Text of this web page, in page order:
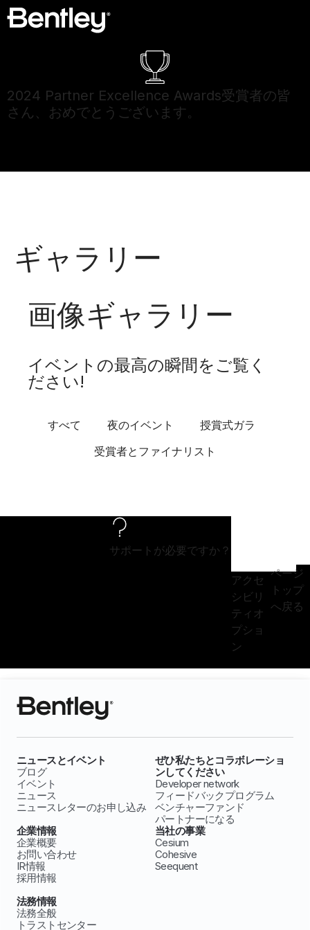
2024 Partner Excellence Awards受賞者の皆
さん、おめでとうございます。
ギャラリー
画像ギャラリー
イベントの最高の瞬間をご覧く
ださい!
すべて 夜のイベント
授賞式ガラ
受賞者とファイナリスト
サポートが必要ですか？
アクセ
シビリ
ティオ
プショ
ン
ページ
トップ
へ戻る
ニュースとイベント
ブログ
イベント
ニュース
ニュースレターのお申し込み
ぜひ私たちとコラボレーショ
ンしてください
Developer network
フィードバックプログラム
ベンチャーファンド
パートナーになる
企業情報
企業概要
お問い合わせ
IR情報
採用情報
当社の事業
Cesium
Cohesive
Seequent
法務情報
法務全般
トラストセンター